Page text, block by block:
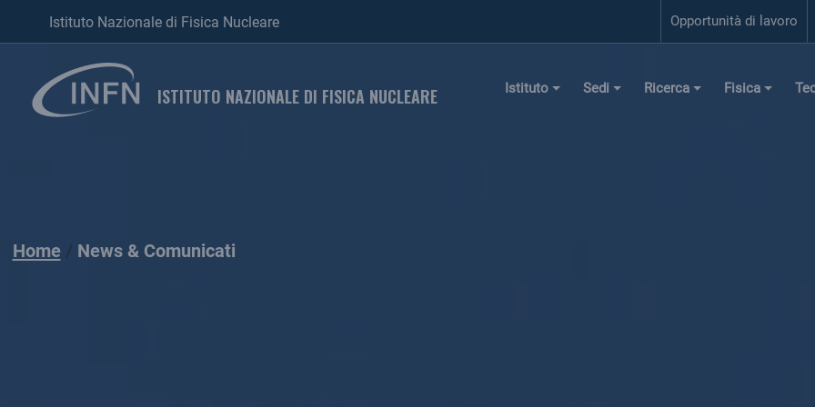
Istituto Nazionale di Fisica Nucleare Opportunità di lavoro
ISTITUTO NAZIONALE DI FISICA NUCLEARE Istituto Sedi Ricerca Fisica
Home News & Comunicati